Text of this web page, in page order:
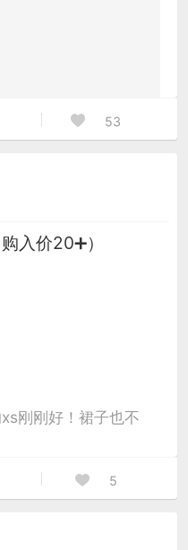
53
入价20➕）
刚刚好！裙子也不
5